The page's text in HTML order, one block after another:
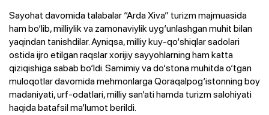
Sayohat davomida talabalar “Arda Xiva” turizm majmuasida
ham bo‘lib, milliylik va zamonaviylik uyg‘unlashgan muhit bilan
yaqindan tanishdilar. Ayniqsa, milliy kuy-qo‘shiqlar sadolari
ostida ijro etilgan raqslar xorijiy sayyohlarning ham katta
qiziqishiga sabab bo‘ldi. Samimiy va do‘stona muhitda o‘tgan
muloqotlar davomida mehmonlarga Qoraqalpog‘istonning boy
madaniyati, urf-odatlari, milliy san’ati hamda turizm salohiyati
haqida batafsil ma’lumot berildi.